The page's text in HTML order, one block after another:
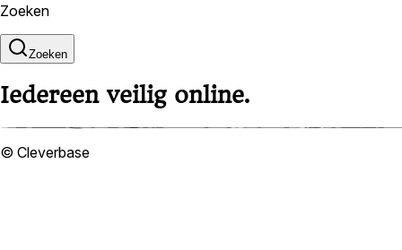
Zoeken
Zoeken
Iedereen veilig online.
© Cleverbase